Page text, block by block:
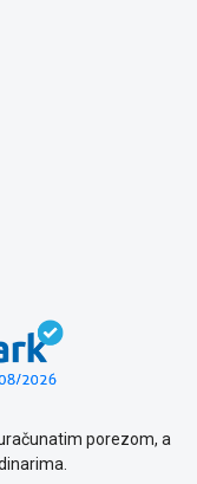
porezom, a